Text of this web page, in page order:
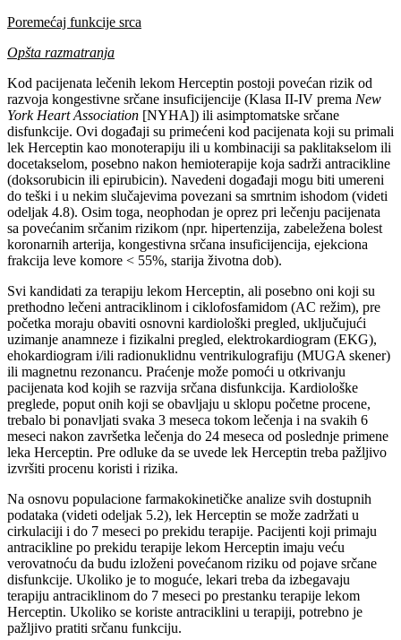
Poremećaj funkcije srca
Opšta razmatranja
Kod pacijenata lečenih lekom Herceptin postoji povećan rizik od
razvoja kongestivne srčane insuficijencije (Klasa II-IV prema New
York Heart Association [NYHA]) ili asimptomatske srčane
disfunkcije. Ovi događaji su primećeni kod pacijenata koji su primali
lek Herceptin kao monoterapiju ili u kombinaciji sa paklitakselom ili
docetakselom, posebno nakon hemioterapije koja sadrži antracikline
(doksorubicin ili epirubicin). Navedeni događaji mogu biti umereni
do teški i u nekim slučajevima povezani sa smrtnim ishodom (videti
odeljak 4.8). Osim toga, neophodan je oprez pri lečenju pacijenata
sa povećanim srčanim rizikom (npr. hipertenzija, zabeležena bolest
koronarnih arterija, kongestivna srčana insuficijencija, ejekciona
frakcija leve komore < 55%, starija životna dob).
Svi kandidati za terapiju lekom Herceptin, ali posebno oni koji su
prethodno lečeni antraciklinom i ciklofosfamidom (AC režim), pre
početka moraju obaviti osnovni kardiološki pregled, uključujući
uzimanje anamneze i fizikalni pregled, elektrokardiogram (EKG),
ehokardiogram i/ili radionuklidnu ventrikulografiju (MUGA skener)
ili magnetnu rezonancu. Praćenje može pomoći u otkrivanju
pacijenata kod kojih se razvija srčana disfunkcija. Kardiološke
preglede, poput onih koji se obavljaju u sklopu početne procene,
trebalo bi ponavljati svaka 3 meseca tokom lečenja i na svakih 6
meseci nakon završetka lečenja do 24 meseca od poslednje primene
leka Herceptin. Pre odluke da se uvede lek Herceptin treba pažljivo
izvršiti procenu koristi i rizika.
Na osnovu populacione farmakokinetičke analize svih dostupnih
podataka (videti odeljak 5.2), lek Herceptin se može zadržati u
cirkulaciji i do 7 meseci po prekidu terapije. Pacijenti koji primaju
antracikline po prekidu terapije lekom Herceptin imaju veću
verovatnoću da budu izloženi povećanom riziku od pojave srčane
disfunkcije. Ukoliko je to moguće, lekari treba da izbegavaju
terapiju antraciklinom do 7 meseci po prestanku terapije lekom
Herceptin. Ukoliko se koriste antraciklini u terapiji, potrebno je
pažljivo pratiti srčanu funkciju.